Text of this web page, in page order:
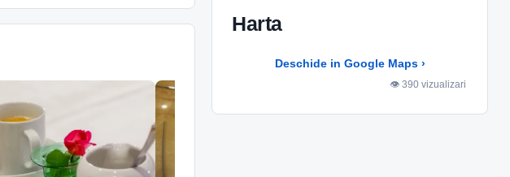
Harta
Harta Google
incarca harta.
Deschide in Google Maps ›
👁 390 vizualizari